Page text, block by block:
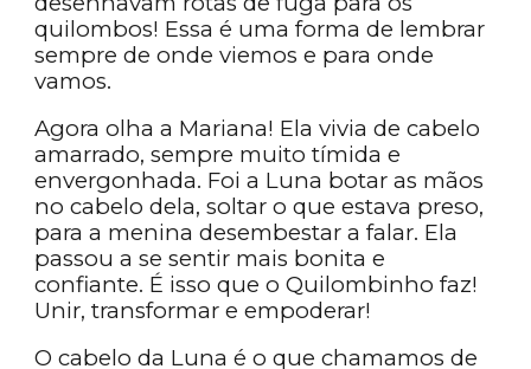
quilombos! Essa é uma forma de lembrar
sempre de onde viemos e para onde
vamos.
Agora olha a Mariana! Ela vivia de cabelo
amarrado, sempre muito tímida e
envergonhada. Foi a Luna botar as mãos
no cabelo dela, soltar o que estava preso,
para a menina desembestar a falar. Ela
passou a se sentir mais bonita e
confiante. É isso que o Quilombinho faz!
Unir, transformar e empoderar!
O cabelo da Luna é o que chamamos de